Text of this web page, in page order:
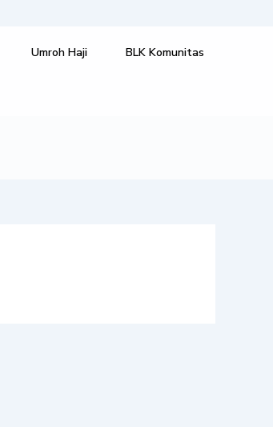
Umroh Haji BLK Komunitas